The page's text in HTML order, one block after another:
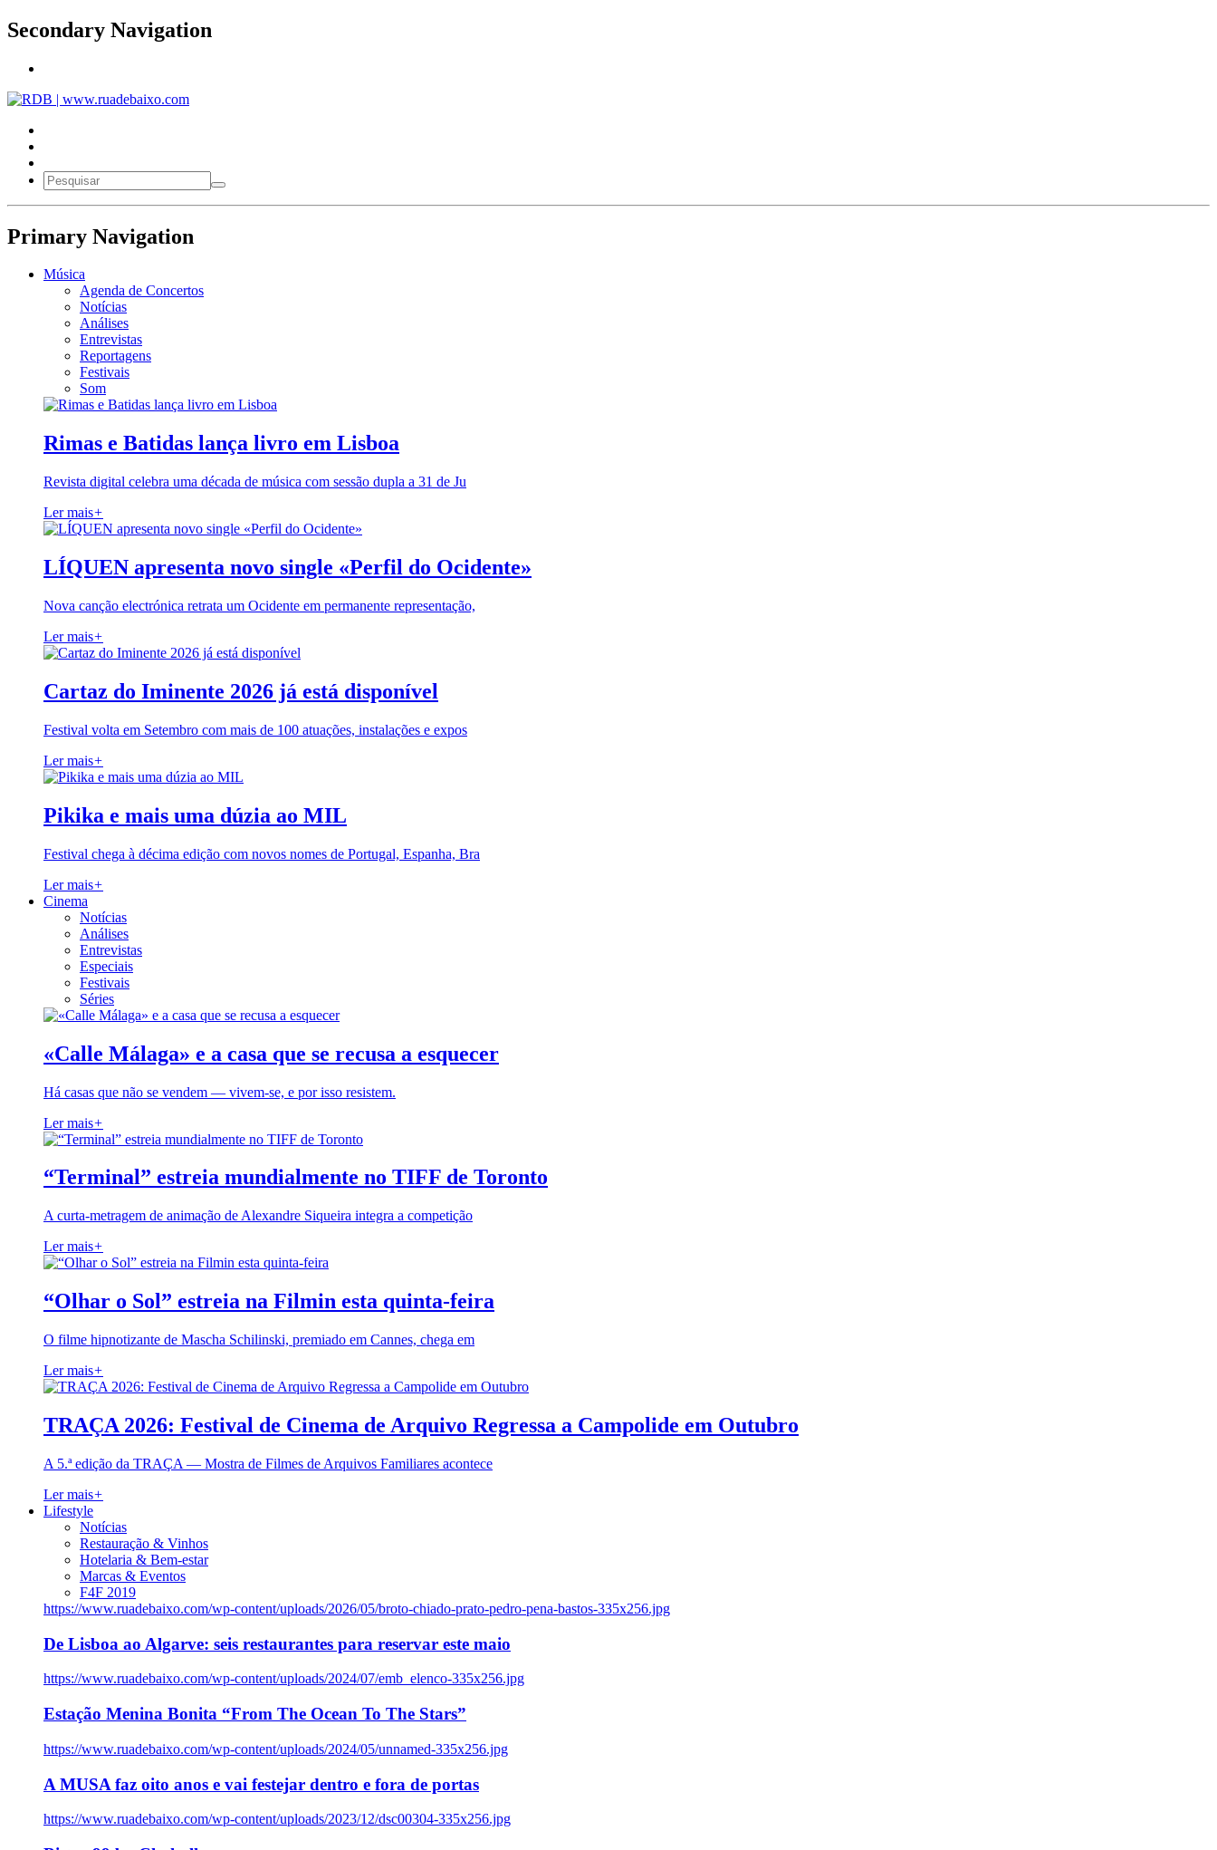
Secondary Navigation
Primary Navigation
Música
Agenda de Concertos
Notícias
Análises
Entrevistas
Reportagens
Festivais
Som
Rimas e Batidas lança livro em Lisboa
Revista digital celebra uma década de música com sessão dupla a 31 de Ju
Ler mais+
LÍQUEN apresenta novo single «Perfil do Ocidente»
Nova canção electrónica retrata um Ocidente em permanente representação,
Ler mais+
Cartaz do Iminente 2026 já está disponível
Festival volta em Setembro com mais de 100 atuações, instalações e expos
Ler mais+
Pikika e mais uma dúzia ao MIL
Festival chega à décima edição com novos nomes de Portugal, Espanha, Bra
Ler mais+
Cinema
Notícias
Análises
Entrevistas
Especiais
Festivais
Séries
«Calle Málaga» e a casa que se recusa a esquecer
Há casas que não se vendem — vivem-se, e por isso resistem.
Ler mais+
“Terminal” estreia mundialmente no TIFF de Toronto
A curta-metragem de animação de Alexandre Siqueira integra a competição
Ler mais+
“Olhar o Sol” estreia na Filmin esta quinta-feira
O filme hipnotizante de Mascha Schilinski, premiado em Cannes, chega em
Ler mais+
TRAÇA 2026: Festival de Cinema de Arquivo Regressa a Campolide em Outubro
A 5.ª edição da TRAÇA — Mostra de Filmes de Arquivos Familiares acontece
Ler mais+
Lifestyle
Notícias
Restauração & Vinhos
Hotelaria & Bem-estar
Marcas & Eventos
F4F 2019
https://www.ruadebaixo.com/wp-content/uploads/2026/05/broto-chiado-prato-pedro-pena-bastos-335x256.jpg
De Lisboa ao Algarve: seis restaurantes para reservar este maio
https://www.ruadebaixo.com/wp-content/uploads/2024/07/emb_elenco-335x256.jpg
Estação Menina Bonita “From The Ocean To The Stars”
https://www.ruadebaixo.com/wp-content/uploads/2024/05/unnamed-335x256.jpg
A MUSA faz oito anos e vai festejar dentro e fora de portas
https://www.ruadebaixo.com/wp-content/uploads/2023/12/dsc00304-335x256.jpg